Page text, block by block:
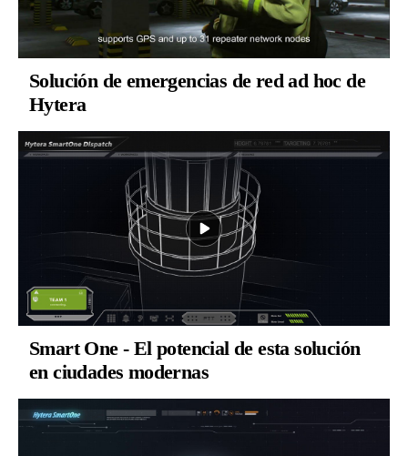
Solución de emergencias de red ad hoc de
Hytera
Smart One - El potencial de esta solución
en ciudades modernas